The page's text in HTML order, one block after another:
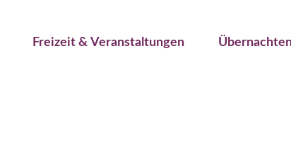
Freizeit & Veranstaltungen